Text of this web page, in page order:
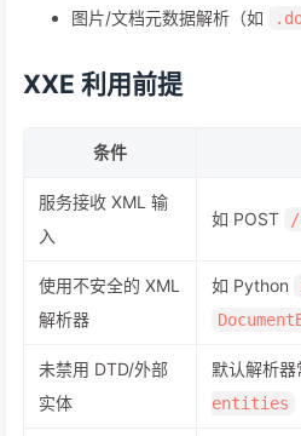
图片/文档元数据解析（如
XXE 利用前提
条件
服务接收 XML 输
入
如 POST /
使用不安全的 XML
解析器
如 Python
未禁用 DTD/外部
实体
默认解析器
entities